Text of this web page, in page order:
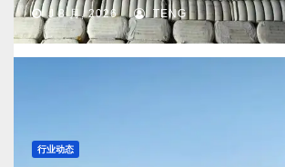
J 8 月, 2026 TENG
行业动态